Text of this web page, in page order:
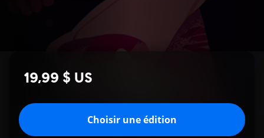
19,99 $ US
Choisir une édition